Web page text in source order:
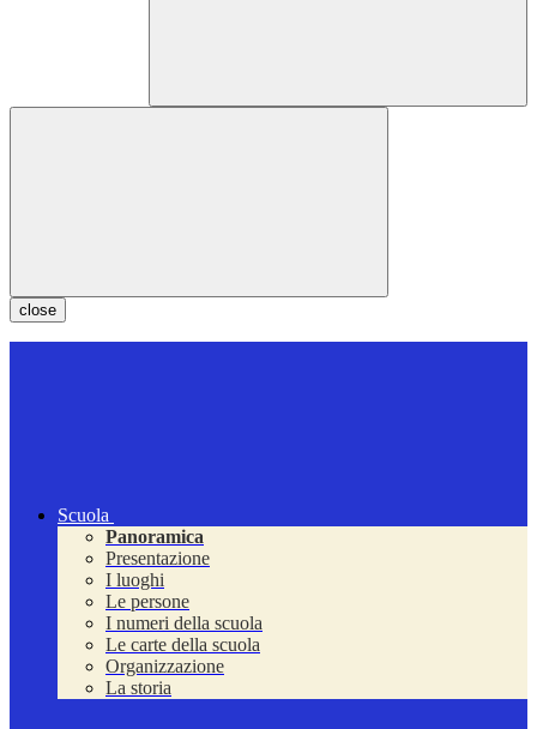
close
Scuola
Panoramica
Presentazione
I luoghi
Le persone
I numeri della scuola
Le carte della scuola
Organizzazione
La storia